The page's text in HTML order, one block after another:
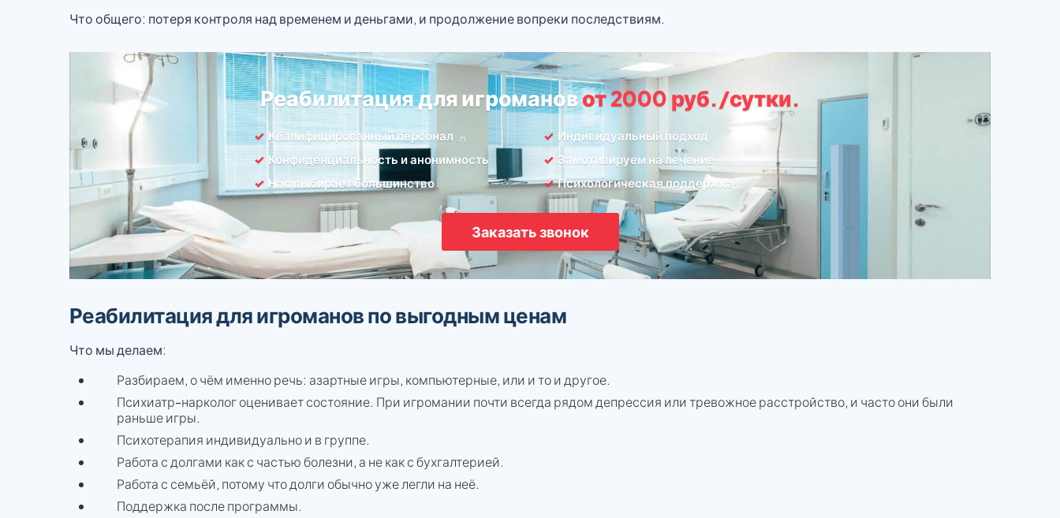
Что общего: потеря контроля над временем и деньгами, и продолжение вопреки последствиям.
Реабилитация для игромановот 2000 руб./сутки.
Квалифицированный персонал
Индивидуальный подход
Конфиденциальность и анонимность
Замотивируем на лечение
Нас выбирает большинство
Психологическая поддержка
Заказать звонок
Реабилитация для игроманов по выгодным ценам
Что мы делаем:
Разбираем, о чём именно речь: азартные игры, компьютерные, или и то и другое.
Психиатр-нарколог оценивает состояние. При игромании почти всегда рядом депрессия или тревожное расстройство, и часто они были
раньше игры.
Психотерапия индивидуально и в группе.
Работа с долгами как с частью болезни, а не как с бухгалтерией.
Работа с семьёй, потому что долги обычно уже легли на неё.
Поддержка после программы.